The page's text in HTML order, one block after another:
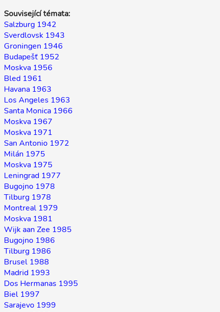
Související témata:
Salzburg 1942
Sverdlovsk 1943
Groningen 1946
Budapešť 1952
Moskva 1956
Bled 1961
Havana 1963
Los Angeles 1963
Santa Monica 1966
Moskva 1967
Moskva 1971
San Antonio 1972
Milán 1975
Moskva 1975
Leningrad 1977
Bugojno 1978
Tilburg 1978
Montreal 1979
Moskva 1981
Wijk aan Zee 1985
Bugojno 1986
Tilburg 1986
Brusel 1988
Madrid 1993
Dos Hermanas 1995
Biel 1997
Sarajevo 1999